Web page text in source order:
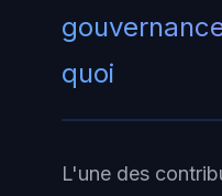
quoi
L'une des